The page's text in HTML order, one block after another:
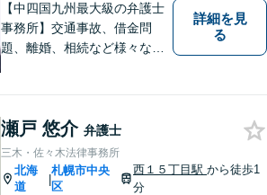
【中四国九州最大級の弁護士
事務所】交通事故、借金問
題、離婚、相続など様々な問
い！
詳細を見
る
瀬戸 悠介 弁護士
三木・佐々木法律事務所
北海
道
|
札幌市中央
区
西１５丁目駅から徒歩1
分